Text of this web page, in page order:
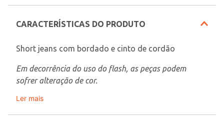
CARACTERÍSTICAS DO PRODUTO
Short jeans com bordado e cinto de cordão
Em decorrência do uso do flash, as peças podem
sofrer alteração de cor.
Ler mais